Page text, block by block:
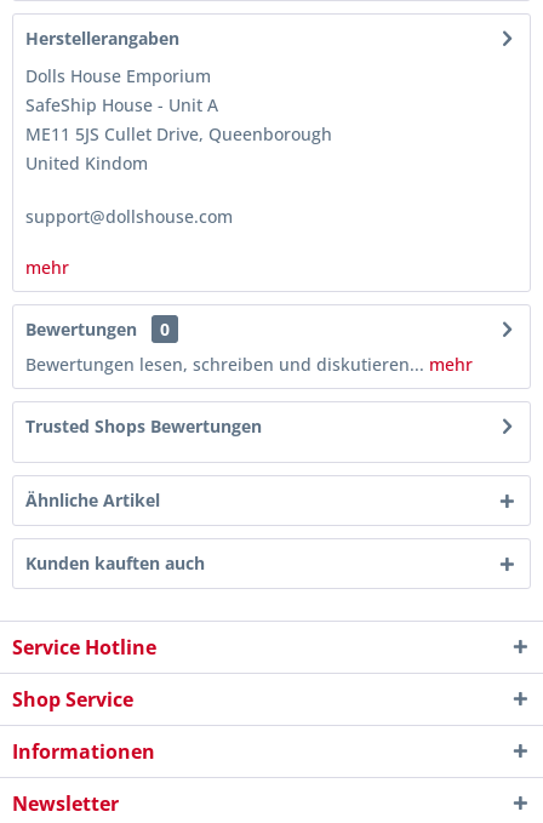
Herstellerangaben
Dolls House Emporium
SafeShip House - Unit A
ME11 5JS Cullet Drive, Queenborough
United Kindom
support@dollshouse.com
mehr
Bewertungen
0
Bewertungen lesen, schreiben und diskutieren... mehr
Trusted Shops Bewertungen
Ähnliche Artikel
Kunden kauften auch
Service Hotline
Shop Service
Informationen
Newsletter